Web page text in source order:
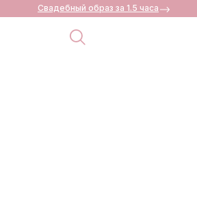
Свадебный образ за 1.5 часа